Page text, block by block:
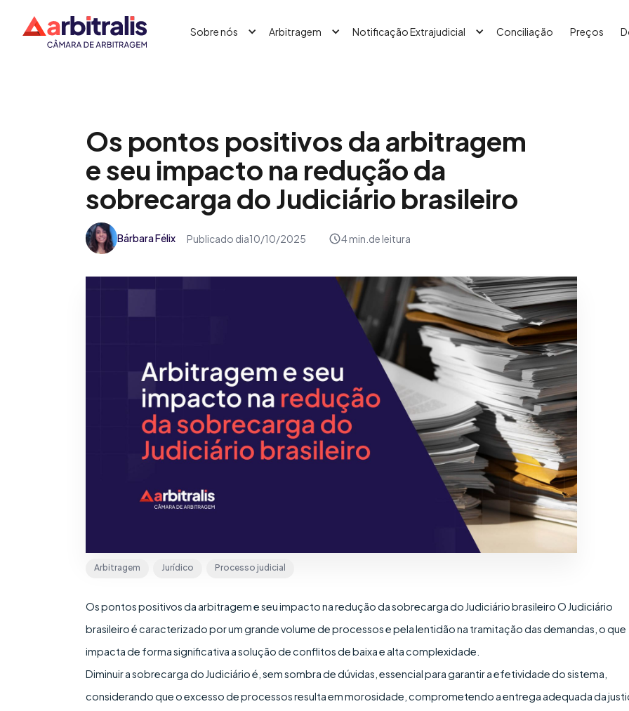
Sobre nós Arbitragem Notificação Extrajudicial Conciliação Preços
Os pontos positivos da arbitragem
e seu impacto na redução da
sobrecarga do Judiciário brasileiro
Bárbara Félix Publicado dia10/10/2025 4 min. de leitura
Arbitragem Jurídico Processo judicial
Os pontos positivos da arbitragem e seu impacto na redução da sobrecarga do Judiciário brasileiro O Judiciário
brasileiro é caracterizado por um grande volume de processos e pela lentidão na tramitação das demandas, o que
impacta de forma significativa a solução de conflitos de baixa e alta complexidade.
Diminuir a sobrecarga do Judiciário é, sem sombra de dúvidas, essencial para garantir a efetividade do sistema,
considerando que o excesso de processos resulta em morosidade, comprometendo a entrega adequada da